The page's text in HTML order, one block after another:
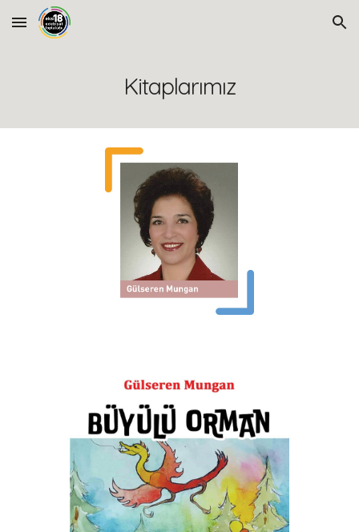
Skip to main content Skip to navigation
Kitaplarımız